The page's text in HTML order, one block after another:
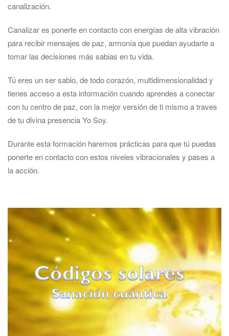
canalización.
Canalizar es ponerte en contacto con energías de alta vibración
para recibir mensajes de paz, armonía que puedan ayudarte a
tomar las decisiones más sabias en tu vida.
Tú eres un ser sabio, de todo corazón, multidimensionalidad y
tienes acceso a esta información cuando aprendes a conectar
con tu centro de paz, con la mejor versión de ti mismo a traves
de tu divina presencia Yo Soy.
Durante esta formación haremos prácticas para que tú puedas
ponerte en contacto con estos niveles vibracionales y pases a
la acción.